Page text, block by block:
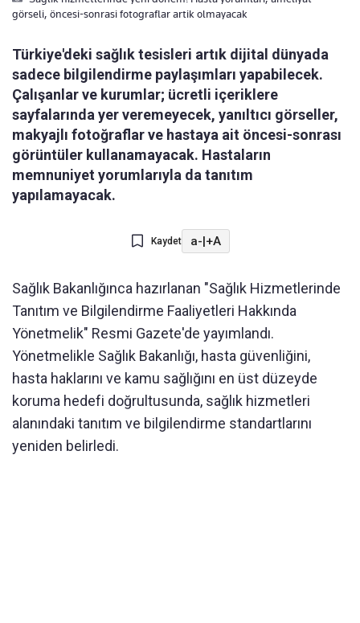
görseli, öncesi-sonrasi fotograflar artik olmayacak
Türkiye'deki sağlık tesisleri artık dijital dünyada
sadece bilgilendirme paylaşımları yapabilecek.
Çalışanlar ve kurumlar; ücretli içeriklere
sayfalarında yer veremeyecek, yanıltıcı görseller,
makyajlı fotoğraflar ve hastaya ait öncesi-sonrası
görüntüler kullanamayacak. Hastaların
memnuniyet yorumlarıyla da tanıtım
yapılamayacak.
Kaydet a-|+A
Sağlık Bakanlığınca hazırlanan "Sağlık Hizmetlerinde
Tanıtım ve Bilgilendirme Faaliyetleri Hakkında
Yönetmelik" Resmi Gazete'de yayımlandı.
Yönetmelikle Sağlık Bakanlığı, hasta güvenliğini,
hasta haklarını ve kamu sağlığını en üst düzeyde
koruma hedefi doğrultusunda, sağlık hizmetleri
alanındaki tanıtım ve bilgilendirme standartlarını
yeniden belirledi.